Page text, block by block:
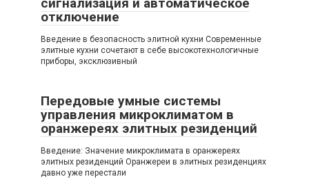
сигнализация и автоматическое
отключение
Введение в безопасность элитной кухни Современные
элитные кухни сочетают в себе высокотехнологичные
приборы, эксклюзивный
Передовые умные системы
управления микроклиматом в
оранжереях элитных резиденций
Введение: Значение микроклимата в оранжереях
элитных резиденций Оранжереи в элитных резиденциях
давно уже перестали